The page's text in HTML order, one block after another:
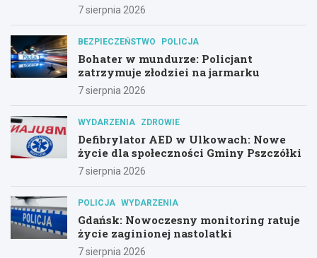
7 sierpnia 2026
BEZPIECZEŃSTWO POLICJA
Bohater w mundurze: Policjant
zatrzymuje złodziei na jarmarku
7 sierpnia 2026
WYDARZENIA ZDROWIE
Defibrylator AED w Ulkowach: Nowe
życie dla społeczności Gminy Pszczółki
7 sierpnia 2026
POLICJA WYDARZENIA
Gdańsk: Nowoczesny monitoring ratuje
życie zaginionej nastolatki
7 sierpnia 2026